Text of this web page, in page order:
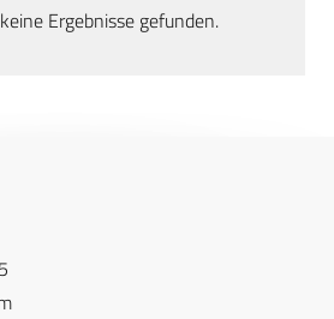
Ergebnisse gefunden.